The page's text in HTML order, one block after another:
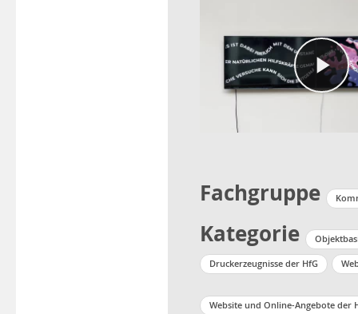
Fachgruppe
Kategorie
Druckerzeugnisse der HfG
Website und Online-Angebote der